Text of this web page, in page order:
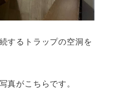
するトラップの空洞を
真がこちらです。